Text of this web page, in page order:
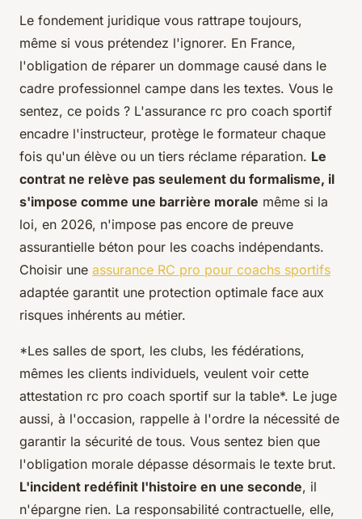
Le fondement juridique vous rattrape toujours,
même si vous prétendez l'ignorer. En France,
l'obligation de réparer un dommage causé dans le
cadre professionnel campe dans les textes. Vous le
sentez, ce poids ? L'assurance rc pro coach sportif
encadre l'instructeur, protège le formateur chaque
fois qu'un élève ou un tiers réclame réparation. Le
contrat ne relève pas seulement du formalisme, il
s'impose comme une barrière morale même si la
loi, en 2026, n'impose pas encore de preuve
assurantielle béton pour les coachs indépendants.
Choisir une assurance RC pro pour coachs sportifs
adaptée garantit une protection optimale face aux
risques inhérents au métier.
*Les salles de sport, les clubs, les fédérations,
mêmes les clients individuels, veulent voir cette
attestation rc pro coach sportif sur la table*. Le juge
aussi, à l'occasion, rappelle à l'ordre la nécessité de
garantir la sécurité de tous. Vous sentez bien que
l'obligation morale dépasse désormais le texte brut.
L'incident redéfinit l'histoire en une seconde, il
n'épargne rien. La responsabilité contractuelle, elle,